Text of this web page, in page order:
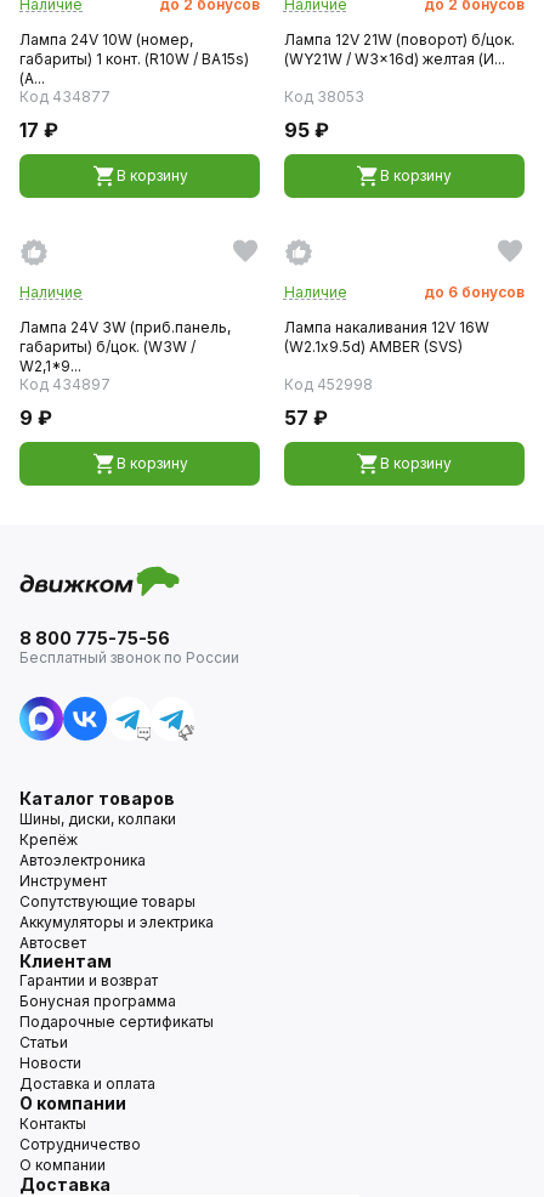
Наличие до 2 бонусов
Лампа 24V 10W (номер,
габариты) 1 конт. (R10W / BA15s)
(А...
Код 434877
17 ₽
В корзину
Наличие до 2 бонусов
Лампа 12V 21W (поворот) б/цок.
(WY21W / W3x16d) желтая (И...
Код 38053
95 ₽
В корзину
Наличие
Лампа 24V 3W (приб.панель,
габариты) б/цок. (W3W /
W2,1*9...
Код 434897
9 ₽
В корзину
Наличие до 6 бонусов
Лампа накаливания 12V 16W
(W2.1х9.5d) AMBER (SVS)
Код 452998
57 ₽
В корзину
8 800 775-75-56
Бесплатный звонок по России
Каталог товаров
Шины, диски, колпаки
Крепёж
Автоэлектроника
Инструмент
Сопутствующие товары
Аккумуляторы и электрика
Автосвет
Клиентам
Гарантии и возврат
Бонусная программа
Подарочные сертификаты
Статьи
Новости
Доставка и оплата
О компании
Контакты
Сотрудничество
О компании
Доставка